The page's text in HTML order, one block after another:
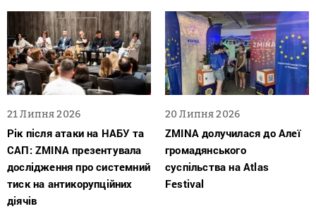
21 Липня 2026
Рік після атаки на НАБУ та
САП: ZMINA презентувала
дослідження про системний
тиск на антикорупційних
діячів
20 Липня 2026
ZMINA долучилася до Алеї
громадянського
суспільства на Atlas
Festival